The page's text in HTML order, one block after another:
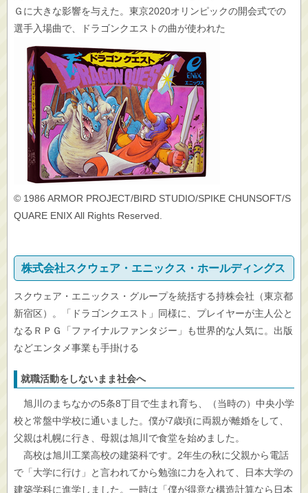
Ｇに大きな影響を与えた。東京2020オリンピックの開会式での
選手入場曲で、ドラゴンクエストの曲が使われた
© 1986 ARMOR PROJECT/BIRD STUDIO/SPIKE CHUNSOFT/S
QUARE ENIX All Rights Reserved.
株式会社スクウェア・エニックス・ホールディングス
スクウェア・エニックス・グループを統括する持株会社（東京都
新宿区）。「ドラゴンクエスト」同様に、プレイヤーが主人公と
なるＲＰＧ「ファイナルファンタジー」も世界的な人気に。出版
などエンタメ事業も手掛ける
就職活動をしないまま社会へ
旭川のまちなかの5条8丁目で生まれ育ち、（当時の）中央小学
校と常盤中学校に通いました。僕が7歳頃に両親が離婚をして、
父親は札幌に行き、母親は旭川で食堂を始めました。
高校は旭川工業高校の建築科です。2年生の秋に父親から電話
で「大学に行け」と言われてから勉強に力を入れて、日本大学の
建築学科に進学しました。一時は「僕が得意な構造計算なら日本